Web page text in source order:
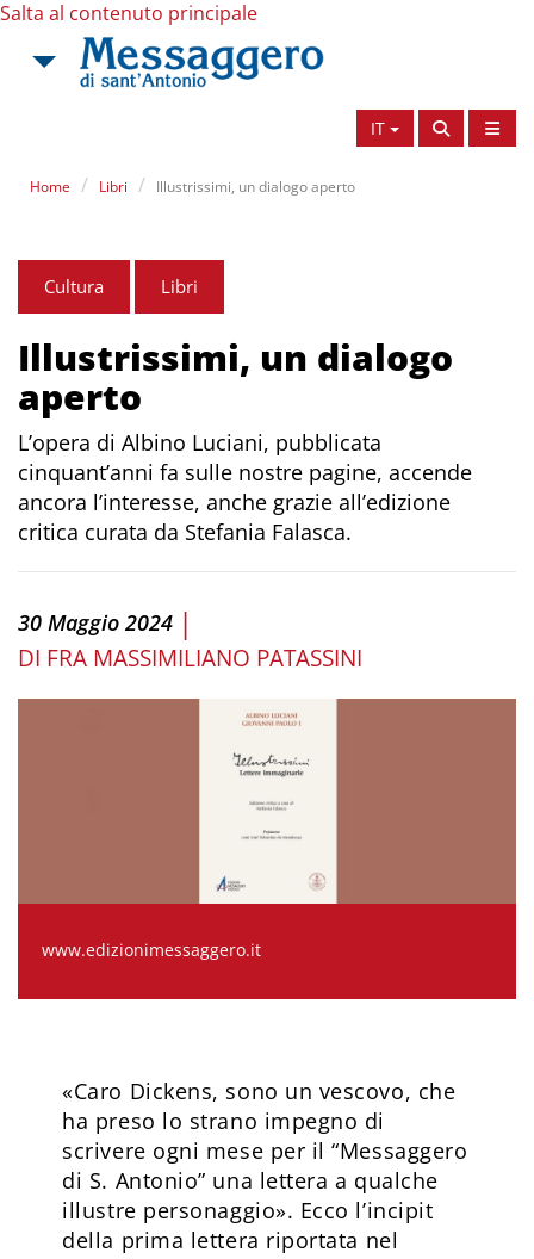
Salta al contenuto principale
IT
Home Libri Illustrissimi, un dialogo aperto
Cultura Libri
Illustrissimi, un dialogo
aperto
L’opera di Albino Luciani, pubblicata
cinquant’anni fa sulle nostre pagine, accende
ancora l’interesse, anche grazie all’edizione
critica curata da Stefania Falasca.
30 Maggio 2024 |
DI FRA MASSIMILIANO PATASSINI
www.edizionimessaggero.it
«Caro Dickens, sono un vescovo, che
ha preso lo strano impegno di
scrivere ogni mese per il “Messaggero
di S. Antonio” una lettera a qualche
illustre personaggio». Ecco l’incipit
della prima lettera riportata nel